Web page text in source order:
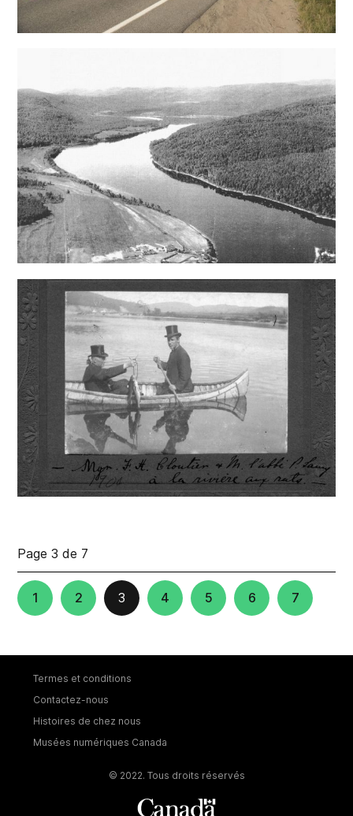
Page 3 de 7
1 2 3 4 5 6 7
Termes et conditions
Contactez-nous
Histoires de chez nous
Musées numériques Canada
© 2022. Tous droits réservés